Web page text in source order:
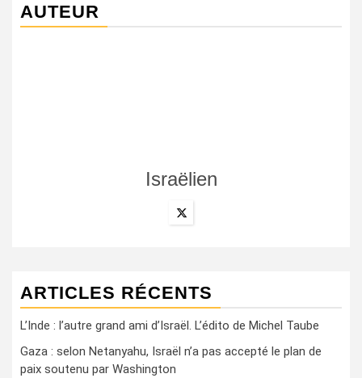
AUTEUR
Israëlien
ARTICLES RÉCENTS
L’Inde : l’autre grand ami d’Israël. L’édito de Michel Taube
Gaza : selon Netanyahu, Israël n’a pas accepté le plan de
paix soutenu par Washington